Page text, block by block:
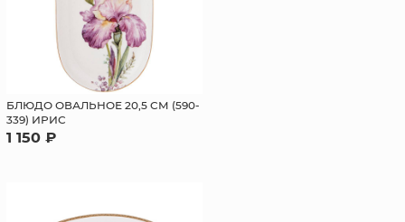
БЛЮДО ОВАЛЬНОЕ 20,5 СМ (590-
339) ИРИС
1 150 ₽